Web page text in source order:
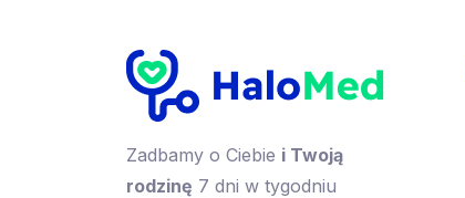
Zadbamy o Ciebie i Twoją
rodzinę 7 dni w tygodniu